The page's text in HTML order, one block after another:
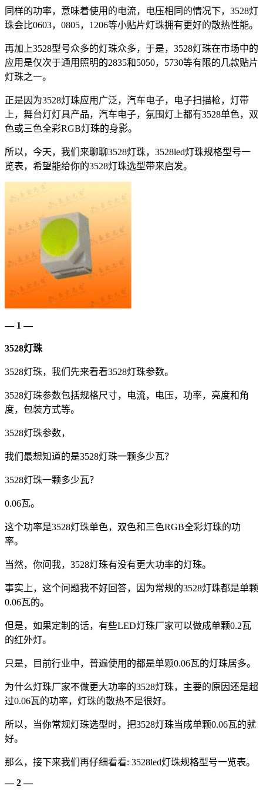
同样的功率，意味着使用的电流，电压相同的情况下，3528灯
珠会比0603，0805，1206等小贴片灯珠拥有更好的散热性能。
再加上3528型号众多的灯珠众多，于是，3528灯珠在市场中的
应用是仅次于通用照明的2835和5050，5730等有限的几款贴片
灯珠之一。
正是因为3528灯珠应用广泛，汽车电子，电子扫描枪，灯带
上，舞台灯灯具产品，汽车电子，氛围灯上都有3528单色，双
色或三色全彩RGB灯珠的身影。
所以，今天，我们来聊聊3528灯珠，3528led灯珠规格型号一
览表，希望能给你的3528灯珠选型带来启发。
— 1 —
3528灯珠
3528灯珠，我们先来看看3528灯珠参数。
3528灯珠参数包括规格尺寸，电流，电压，功率，亮度和角
度，包装方式等。
3528灯珠参数，
我们最想知道的是3528灯珠一颗多少瓦？
3528灯珠一颗多少瓦？
0.06瓦。
这个功率是3528灯珠单色，双色和三色RGB全彩灯珠的功
率。
当然，你问我，3528灯珠有没有更大功率的灯珠。
事实上，这个问题我不好回答，因为常规的3528灯珠都是单颗
0.06瓦的。
但是，如果定制的话，有些LED灯珠厂家可以做成单颗0.2瓦
的红外灯。
只是，目前行业中，普遍使用的都是单颗0.06瓦的灯珠居多。
为什么灯珠厂家不做更大功率的3528灯珠，主要的原因还是超
过0.06瓦的功率，灯珠的散热不是很好。
所以，当你常规灯珠选型时，把3528灯珠当成单颗0.06瓦的就
好。
那么，接下来我们再仔细看看: 3528led灯珠规格型号一览表。
— 2 —